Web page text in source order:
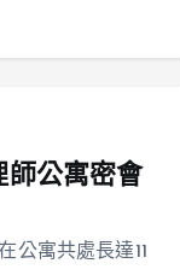
師公寓密會
公寓共處長達11